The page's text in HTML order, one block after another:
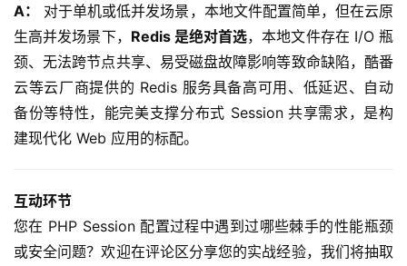
A：
对于单机或低并发场景，本地文件配置简单，但在云原
生高并发场景下， Redis 是绝对首选，本地文件存在 I/O 瓶
颈、无法跨节点共享、易受磁盘故障影响等致命缺陷，酷番
云等云厂商提供的 Redis 服务具备高可用、低延迟、自动
备份等特性，能完美支撑分布式 Session 共享需求，是构
建现代化 Web 应用的标配。
互动环节
您在 PHP Session 配置过程中遇到过哪些棘手的性能瓶颈
或安全问题？欢迎在评论区分享您的实战经验，我们将抽取